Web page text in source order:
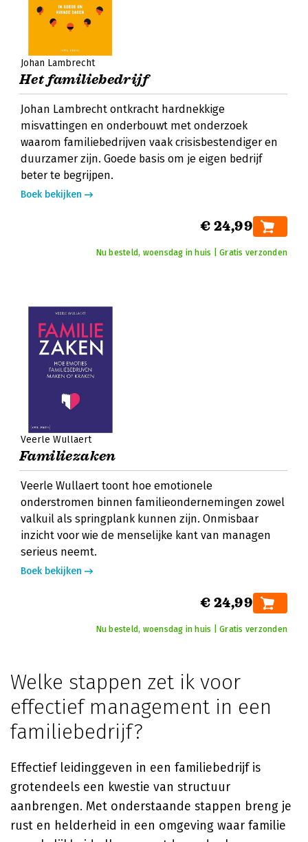
Johan Lambrecht
Het familiebedrijf
Johan Lambrecht ontkracht hardnekkige
misvattingen en onderbouwt met onderzoek
waarom familiebedrijven vaak crisisbestendiger en
duurzamer zijn. Goede basis om je eigen bedrijf
beter te begrijpen.
Boek bekijken
€ 24,99
Nu besteld, woensdag in huis | Gratis verzonden
Veerle Wullaert
Familiezaken
Veerle Wullaert toont hoe emotionele
onderstromen binnen familieondernemingen zowel
valkuil als springplank kunnen zijn. Onmisbaar
inzicht voor wie de menselijke kant van managen
serieus neemt.
Boek bekijken
€ 24,99
Nu besteld, woensdag in huis | Gratis verzonden
Welke stappen zet ik voor
effectief management in een
familiebedrijf?
Effectief leidinggeven in een familiebedrijf is
grotendeels een kwestie van structuur
aanbrengen. Met onderstaande stappen breng je
rust en helderheid in een omgeving waar familie